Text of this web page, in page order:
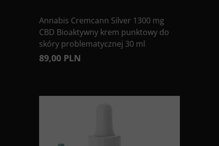
Annabis Cremcann Silver 1300 mg
CBD Bioaktywny krem punktowy do
skóry problematycznej 30 ml
89,00 PLN